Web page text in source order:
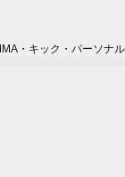
・キック・パーソナ